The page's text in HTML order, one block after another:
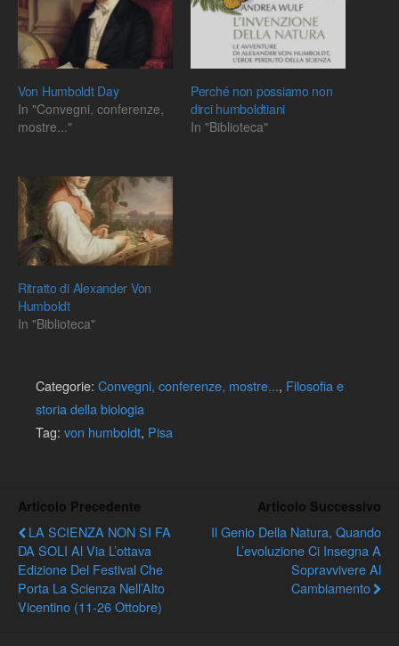
Von Humboldt Day
In "Convegni, conferenze,
mostre..."
Perché non possiamo non
dirci humboldtiani
In "Biblioteca"
Ritratto di Alexander Von
Humboldt
In "Biblioteca"
Categorie: Convegni, conferenze, mostre..., Filosofia e
storia della biologia
Tag: von humboldt, Pisa
Articolo Precedente
LA SCIENZA NON SI FA
DA SOLI Al Via L’ottava
Edizione Del Festival Che
Porta La Scienza Nell’Alto
Vicentino (11-26 Ottobre)
Articolo Successivo
Il Genio Della Natura, Quando
L’evoluzione Ci Insegna A
Sopravvivere Al
Cambiamento